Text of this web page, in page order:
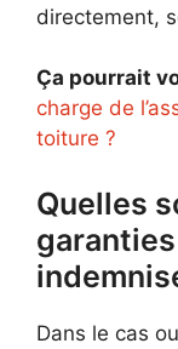
directement,
Ça pourrait
charge de
toiture ?
Quelles
Dans le cas